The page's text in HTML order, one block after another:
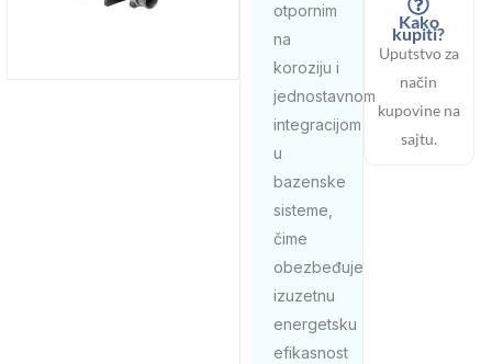
otpornim
na
koroziju i
jednostavnom
integracijom
u
bazenske
sisteme,
čime
obezbeđuje
izuzetnu
energetsku
efikasnost
Kako
kupiti?
Uputstvo za
način
kupovine na
sajtu.